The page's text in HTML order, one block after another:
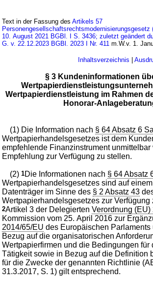
Text in der Fassung desArtikels 57
Personengesellschaftsrechtsmodernisierungsgesetz
10. August 2021 BGBl. I S. 3436; zuletzt geändert
G. v. 22.12.2023 BGBl. 2023 I Nr. 411 m.W.v. 1.
Inhaltsverzeichnis |
§ 3 Kundeninformationen
Wertpapierdienstleistung im Rahmen
Honorar-
(1) Die Information nach § 64 Absatz 6
Wertpapierhandelsgesetzes ist dem
empfehlende Finanzinstrument unmittelbar
Empfehlung zur Verfügung zu stellen.
(2)1Die Informationen nach § 64 Absatz
Wertpapierhandelsgesetzes sind auf
Datenträger im Sinne des § 2 Absatz 43
Wertpapierhandelsgesetzes zur Verfügung
2Artikel 3 der DelegiertenVerordnung (EU)
Kommission vom 25. April 2016 zur
2014/65/EU des Europäischen Parlaments
Bezug auf die organisatorischen
Wertpapierfirmen und die Bedingungen für
Tätigkeit sowie in Bezug auf die Definition
für die Zwecke der genannten Richtlinie
31.3.2017, S. 1) gilt entsprechend.